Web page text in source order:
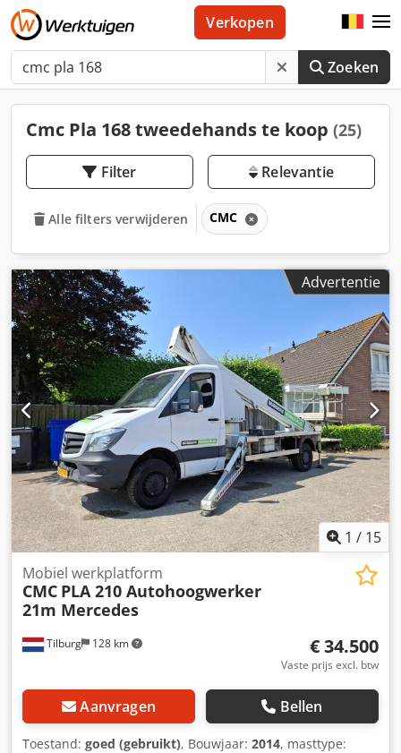
Zoeken
Verkopen
Cmc Pla 168 tweedehands te koop (25)
Filter Relevantie
Alle filters verwijderen CMC
Advertentie
1 / 15
Tilburg 128 km
Mobiel werkplatform
CMC PLA 210 Autohoogwerker
21m Mercedes
€ 34.500
Vaste prijs excl. btw
Aanvragen Bellen
Toestand: goed (gebruikt), Bouwjaar: 2014, masttype: